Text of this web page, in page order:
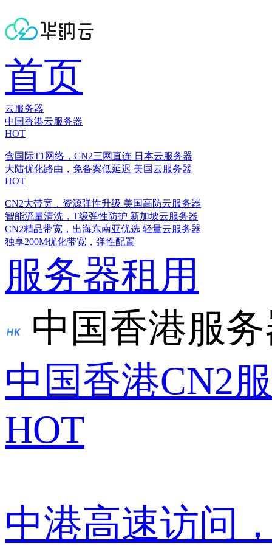
首页
云服务器
中国香港云服务器
HOT
含国际T1网络，CN2三网直连 日本云服务器
大陆优化路由，免备案低延迟 美国云服务器
HOT
CN2大带宽，资源弹性升级 美国高防云服务器
智能流量清洗，T级弹性防护 新加坡云服务器
CN2精品带宽，出海东南亚优选 轻量云服务器
独享200M优化带宽，弹性配置
服务器租用
中国香港服
中国香港CN2
HOT
中港高速访问